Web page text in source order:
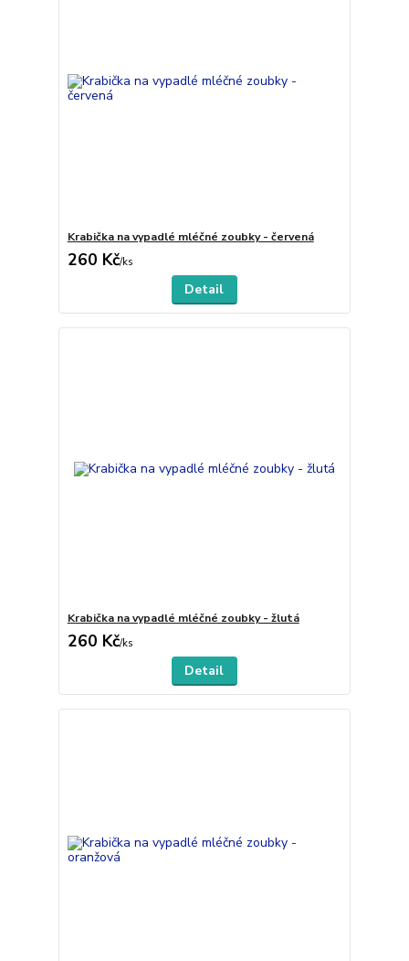
Krabička na vypadlé mléčné zoubky - červená
260 Kč/ks
Detail
Krabička na vypadlé mléčné zoubky - žlutá
260 Kč/ks
Detail